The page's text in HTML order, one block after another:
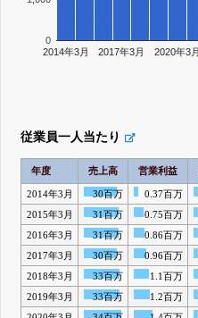
2014年3月 2017年3月 2020年3月
0
従業員一人当たり
年度 売上高 営業利益
2014年3月 30百万 0.37百万
2015年3月
31百万 0.75百万
2016年3月
31百万 0.86百万
2017年3月
30百万 0.96百万
2018年3月
33百万 1.1百万
2019年3月
33百万 1.2百万